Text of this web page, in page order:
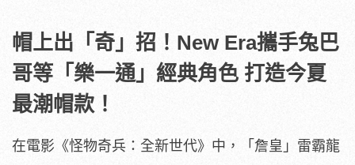
帽上出「奇」招！New Era攜手兔巴
哥等「樂一通」經典角色 打造今夏
最潮帽款！
在電影《怪物奇兵：全新世代》中，「詹皇」雷霸龍